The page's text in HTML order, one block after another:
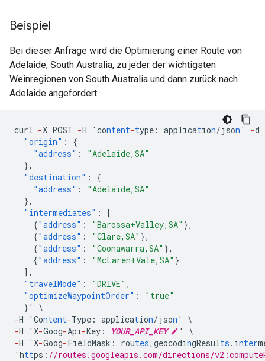
Beispiel
Bei dieser Anfrage wird die Optimierung einer Route von
Adelaide, South Australia, zu jeder der wichtigsten
Weinregionen von South Australia und dann zurück nach
Adelaide angefordert.
curl -X POST -H 'content-type : application/json ' -d
"origin" :
{
"address" :
"Adelaide,SA"
},
"destination" :
{
"address" :
"Adelaide,SA"
},
"intermediates" :
[
{"address" : "Barossa+Valley,SA" },
{"address" : "Clare,SA" },
{"address" : "Coonawarra,SA" },
{"address" : "McLaren+Vale,SA" }
],
"travelMode" : "DRIVE" ,
"optimizeWaypointOrder" :
"true"
} '
\
-H 'Content-Type : application/json '
\
-H 'X-Goog-Api-Key : YOUR_API_KEY '
\
-H 'X-Goog-FieldMask : routes, geocodingResults .inter
'https : //routes.googleapis.com/directions/